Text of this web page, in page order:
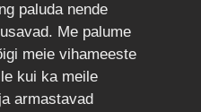
paluda nende
Me palume
meie vihameeste
kui ka meile
armastavad